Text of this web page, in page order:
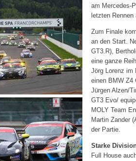
am Mercedes-
letzten
Zum Finale
an den Start.
GT3.R),
eine ganze
Jörg Lorenz im
einen BMW Z4
Jürgen Alzen/
GT3 Evo/
MOLY Team
Martin Zander
der Partie.
Starke
Full House